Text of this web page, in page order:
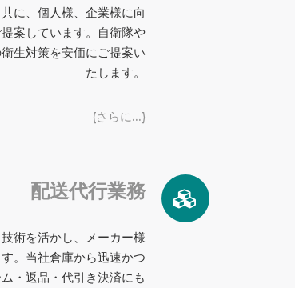
に、個人様、企業様に向
案しています。自衛隊や
生対策を安価にご提案い
たします。
(さらに…)
配送代行業務
術を活かし、メーカー様
。当社倉庫から迅速かつ
・返品・代引き決済にも